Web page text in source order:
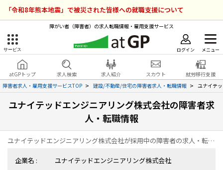
「令和8年熊本地震」で被災された皆様への就職支援について
障がい者（障害者）の求人転職情報・雇用支援サービス
サービス ログイン メニュー
atGPトップ 求人検索 求人紹介 スカウト
就労移行支援
障害者求人・雇用支援サービスTOP
建設/不動産/住宅の障害者求人・転職情報 ユナイテ
ユナイテッドエンジニアリング株式会社の障害者求
人・転職情報
ユナイテッドエンジニアリング株式会社が採用中の障害者の求人・転職情報の一覧ページです。
企業名 :
ユナイテッドエンジニアリング株式会社
障害者雇用のアットジーピー
サービスラインナップ
就転職支援サービス
障害者専門の就転職支援サービス
ログイン 会員登録 無料
atGPトップ
各種サービス
求人を検索する